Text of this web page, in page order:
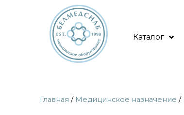
Каталог
Главная / Медицинское назначение /